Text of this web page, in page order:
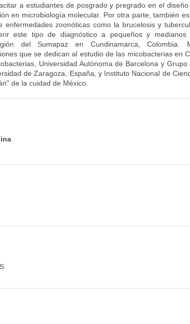
a estudiantes de posgrado y pregrado en el
en microbiología molecular. Por otra parte, también
enfermedades zoonóticas como la brucelosis y
este tipo de diagnóstico a pequeños y medianos
del Sumapaz en Cundinamarca, Colombia.
que se dedican al estudio de las micobacterias en
Universidad Autónoma de Barcelona y Grupo
de Zaragoza, España, y Instituto Nacional de
de la cuidad de México.